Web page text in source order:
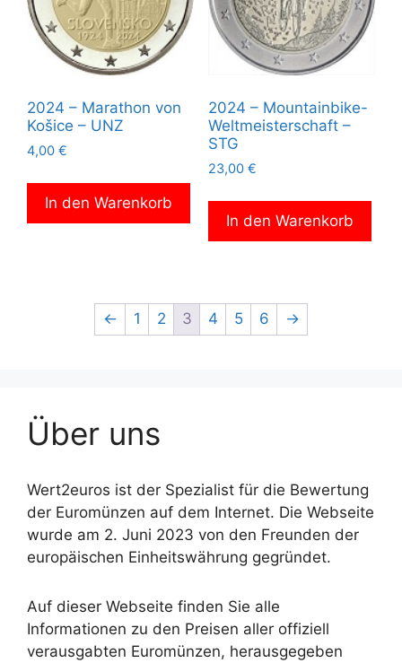
2024 – Marathon von
Košice – UNZ
4,00 €
In den Warenkorb
2024 – Mountainbike-
Weltmeisterschaft –
STG
23,00 €
In den Warenkorb
← 1 2 3 4 5 6 →
Über uns
Wert2euros ist der Spezialist für die Bewertung
der Euromünzen auf dem Internet. Die Webseite
wurde am 2. Juni 2023 von den Freunden der
europäischen Einheitswährung gegründet.
Auf dieser Webseite finden Sie alle
Informationen zu den Preisen aller offiziell
verausgabten Euromünzen, herausgegeben